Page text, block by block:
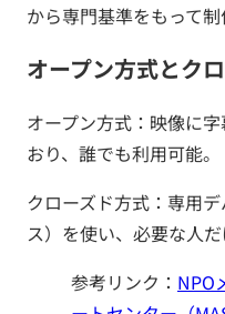
から専門基準をもって制
オープン方式とク
オープン方式：映像に
おり、誰でも利用可能。
クローズド方式：専用
ス）を使い、必要な人
参考リンク： NPO